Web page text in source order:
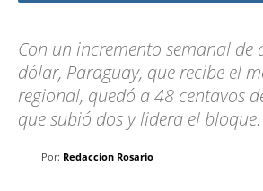
Con un incremento semanal de
dólar, Paraguay, que recibe el
regional, quedó a 48 centavos
que subió dos y lidera el bloque.
Por: Redaccion Rosario